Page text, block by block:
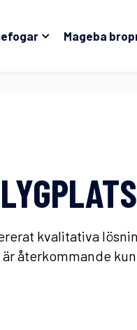
Mageba
kvalitativa
återkommande